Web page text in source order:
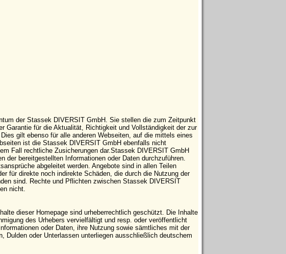
der Stassek DIVERSIT GmbH. Sie stellen die zum Zeitpunkt
Garantie für die Aktualität, Richtigkeit und Vollständigkeit der zur
gilt ebenso für alle anderen Webseiten, auf die mittels eines
ist die Stassek DIVERSIT GmbH ebenfalls nicht
Fall rechtliche Zusicherungen dar.Stassek DIVERSIT GmbH
der bereitgestellten Informationen oder Daten durchzuführen.
abgeleitet werden. Angebote sind in allen Teilen
für direkte noch indirekte Schäden, die durch die Nutzung der
sind. Rechte und Pflichten zwischen Stassek DIVERSIT
nicht.
dieser Homepage sind urheberrechtlich geschützt. Die Inhalte
des Urhebers vervielfältigt und resp. oder veröffentlicht
oder Daten, ihre Nutzung sowie sämtliches mit der
Dulden oder Unterlassen unterliegen ausschließlich deutschem